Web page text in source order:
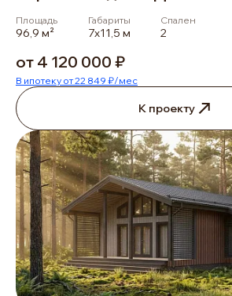
Площадь
96,9 м²
Габариты
7х11,5 м
Спален
2
от 4 120 000 ₽
В ипотеку от 22 849 ₽/мес
К проекту